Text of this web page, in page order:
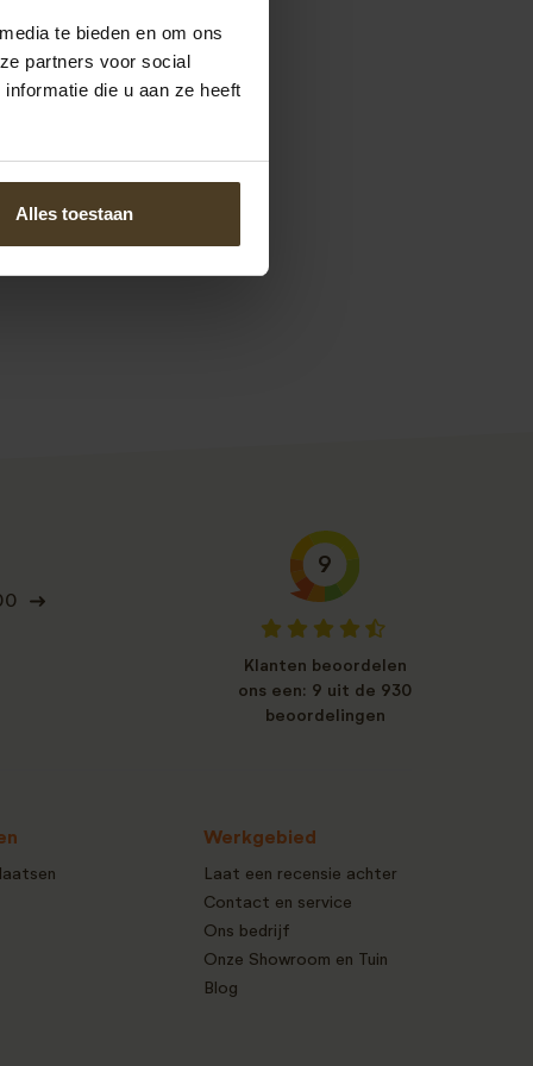
te bieden en om ons
partners voor social
die u aan ze heeft
Alles toestaan
9
Klanten beoordelen
ons een: 9 uit de 930
beoordelingen
Werkgebied
Laat een recensie achter
Contact en service
Ons bedrijf
Onze Showroom en Tuin
Blog